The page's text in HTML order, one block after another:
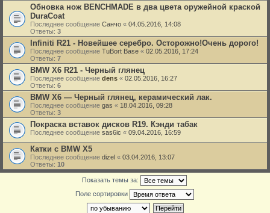
Обновка нож BENCHMADE в два цвета оружейной краской
DuraCoat
Последнее сообщение Санчо « 04.05.2016, 14:08
Ответы: 3
Infiniti R21 - Новейшее серебро. Осторожно!Очень дорого!
Последнее сообщение TuBort Base « 02.05.2016, 17:24
Ответы: 7
BMW X6 R21 - Черный глянец
Последнее сообщение dens « 02.05.2016, 16:27
Ответы: 6
BMW X6 — Черный глянец, керамический лак.
Последнее сообщение gas « 18.04.2016, 09:28
Ответы: 3
Покраска вставок дисков R19. Кэнди табак
Последнее сообщение sas6ic « 09.04.2016, 16:59
Катки с BMW Х5
Последнее сообщение dizel « 03.04.2016, 13:07
Ответы: 10
Показать темы за:
Поле сортировки